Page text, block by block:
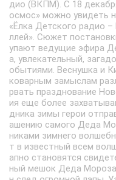
дио (ВКПМ). С 18
осмос» можно увидеть
«Ёлка Детского радио
ллей». Сюжет
упают ведущие эфира
а, увлекательный,
обытиями. Веснушка и
коварным замыслам
рвать празднование
ия еще более
дника зимы герои
ашению самого Деда
никами зимнего
т в известный всем
апно становятся
ный мешок Деда Мороза